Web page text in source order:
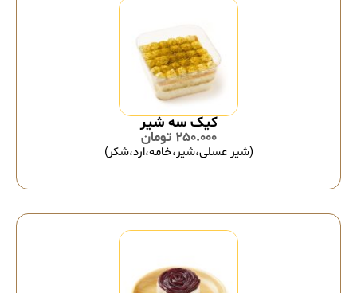
کیک سه شیر
250.000 تومان
(شیر عسلی،شیر،خامه،ارد،شکر)